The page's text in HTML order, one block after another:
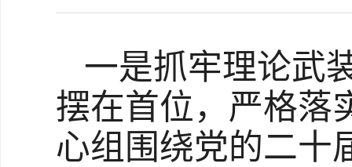
一是抓牢理论武
摆在首位，严格落
心组围绕党的二十